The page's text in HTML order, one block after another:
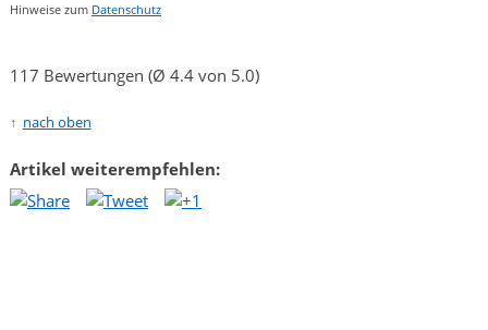
Hinweise zum Datenschutz
117 Bewertungen (Ø 4.4 von 5.0)
nach oben
Artikel weiterempfehlen: